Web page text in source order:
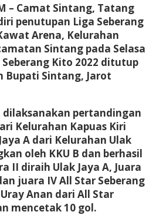
– Camat Sintang, Tatang
penutupan Liga Seberang
Arena, Kelurahan
Sintang pada Selasa
Kito 2022 ditutup
Bupati Sintang, Jarot
dilaksanakan pertandingan
Kelurahan Kapuas Kiri
A dari Kelurahan Ulak
oleh KKU B dan berhasil
II diraih Ulak Jaya A, Juara
juara IV All Star Seberang
Anan dari All Star
mencetak 10 gol.